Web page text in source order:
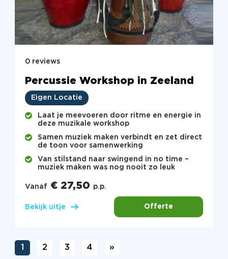
0 reviews
Percussie Workshop in Zeeland
Eigen Locatie
Laat je meevoeren door ritme en energie in
deze muzikale workshop
Samen muziek maken verbindt en zet direct
de toon voor samenwerking
Van stilstand naar swingend in no time –
muziek maken was nog nooit zo leuk
Vanaf € 27,50 p.p.
Bekijk uitje Offerte
1 2 3 4 »